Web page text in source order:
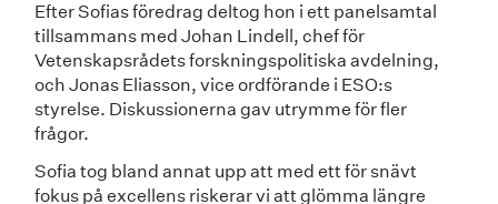
Efter Sofias föredrag deltog hon i ett panelsamtal
tillsammans med Johan Lindell, chef för
Vetenskapsrådets forskningspolitiska avdelning,
och Jonas Eliasson, vice ordförande i ESO:s
styrelse. Diskussionerna gav utrymme för fler
frågor.
Sofia tog bland annat upp att med ett för snävt
fokus på excellens riskerar vi att glömma längre